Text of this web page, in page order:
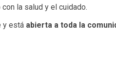
la salud y el cuidado.
y está abierta a toda la